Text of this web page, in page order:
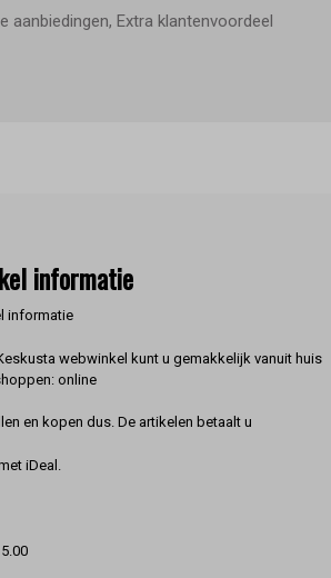
aanbiedingen, Extra klantenvoordeel
informatie
informatie
webwinkel kunt u gemakkelijk vanuit huis
online
en kopen dus. De artikelen betaalt u
iDeal.